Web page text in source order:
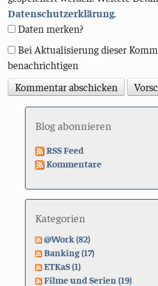
Datenschutzerklärung.
Daten merken?
Bei Aktualisierung dieser
benachrichtigen
Blog abonnieren
RSS Feed
Kommentare
Kategorien
@Work (82)
Banking (17)
ETKaS (1)
Filme und Serien (19)